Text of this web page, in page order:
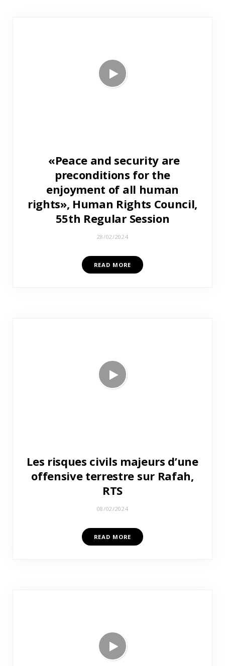
«Peace and security are
preconditions for the
enjoyment of all human
rights», Human Rights Council,
55th Regular Session
28/02/2024
READ MORE
Les risques civils majeurs d’une
offensive terrestre sur Rafah,
RTS
08/02/2024
READ MORE